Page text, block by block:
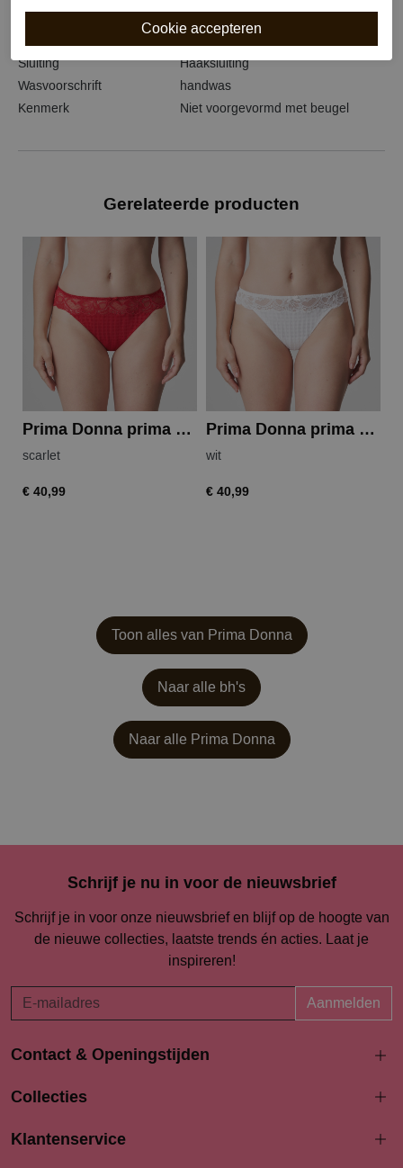
Sluiting
Haaksluiting
Wasvoorschrift
handwas
Kenmerk
Niet voorgevormd met beugel
Gerelateerde producten
Prima Donna prima donna madison string
scarlet
€ 40,99
Prima Donna prima donna madison string
wit
€ 40,99
Toon alles van Prima Donna
Naar alle bh's
Naar alle Prima Donna
Schrijf je nu in voor de nieuwsbrief
Schrijf je in voor onze nieuwsbrief en blijf op de hoogte van
de nieuwe collecties, laatste trends én acties. Laat je
inspireren!
Aanmelden
Contact & Openingstijden
Langestraat 94-96
033 4690704
Collecties
Klantenservice